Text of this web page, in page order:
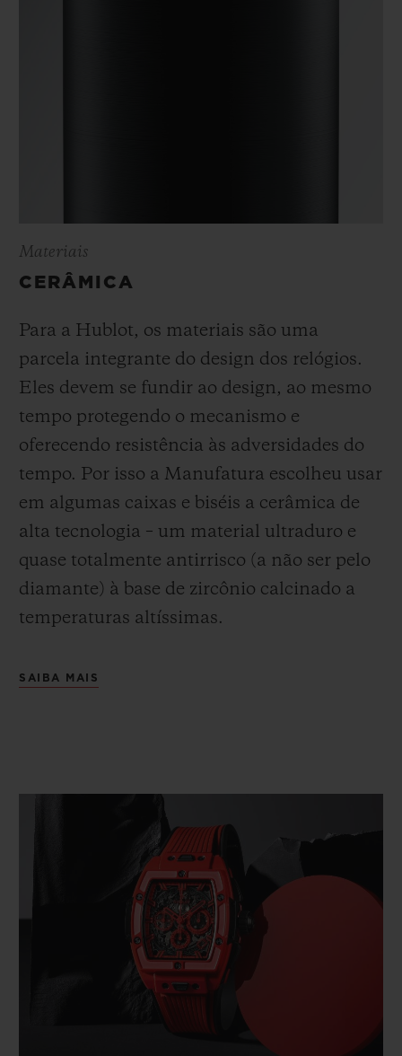
Materiais
CERÂMICA
Para a Hublot, os materiais são uma
parcela integrante do design dos relógios.
Eles devem se fundir ao design, ao mesmo
tempo protegendo o mecanismo e
oferecendo resistência às adversidades do
tempo. Por isso a Manufatura escolheu usar
em algumas caixas e biséis a cerâmica de
alta tecnologia – um material ultraduro e
quase totalmente antirrisco (a não ser pelo
diamante) à base de zircônio calcinado a
temperaturas altíssimas.
SAIBA MAIS